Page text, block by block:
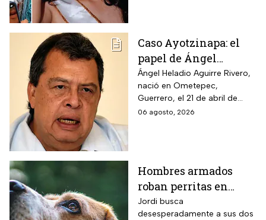
Caso Ayotzinapa: el
papel de Ángel
Aguirre en la
desaparición de los
normalistas en 2014
Ángel Heladio Aguirre Rivero,
nació en Ometepec,
Guerrero, el 21 de abril de
1956. Estudió la Licenciatura
06 agosto, 2026
Hombres armados
roban perritas en
Veracruz
Jordi busca
desesperadamente a sus dos